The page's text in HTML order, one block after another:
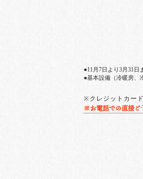
●11月7日より3月31日
●基本設備（冷暖房、
※クレジットカー
※お電話での直接ご